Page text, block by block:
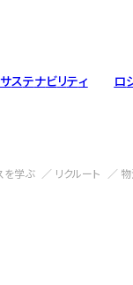
サステナビリティ ロ
を学ぶ リクルート